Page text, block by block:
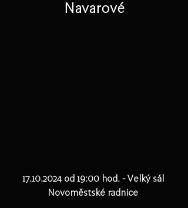
Navarové
17.10.2024 od 19:00 hod. - Velký sál
Novoměstské radnice